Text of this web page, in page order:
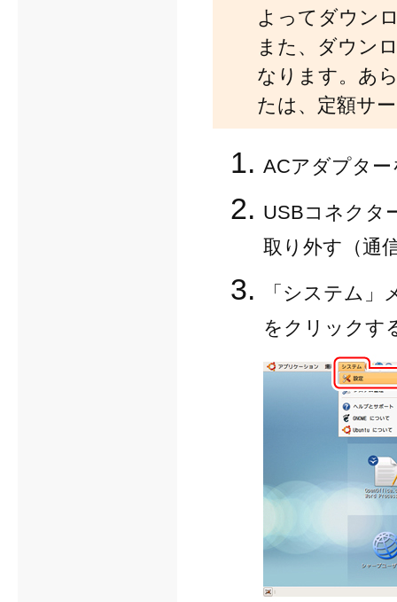
よってダウン
また、ダウン
なります。あ
たは、定額サ
ACアダプタ
USBコネクタ
取り外す（通
「システム
をクリックす